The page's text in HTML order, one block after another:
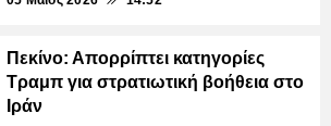
Πεκίνο: Απορρίπτει κατηγορίες
Τραμπ για στρατιωτική βοήθεια στο
Ιράν